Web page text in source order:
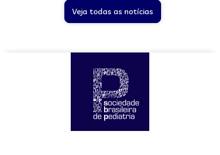
Veja todas as notícias